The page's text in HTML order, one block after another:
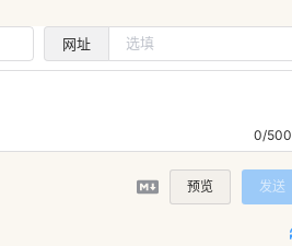
网址
0/500
预览 发送